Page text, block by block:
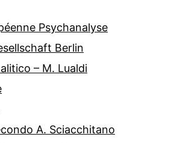
Psychanalyse
Berlin
– M. Lualdi
A. Sciacchitano